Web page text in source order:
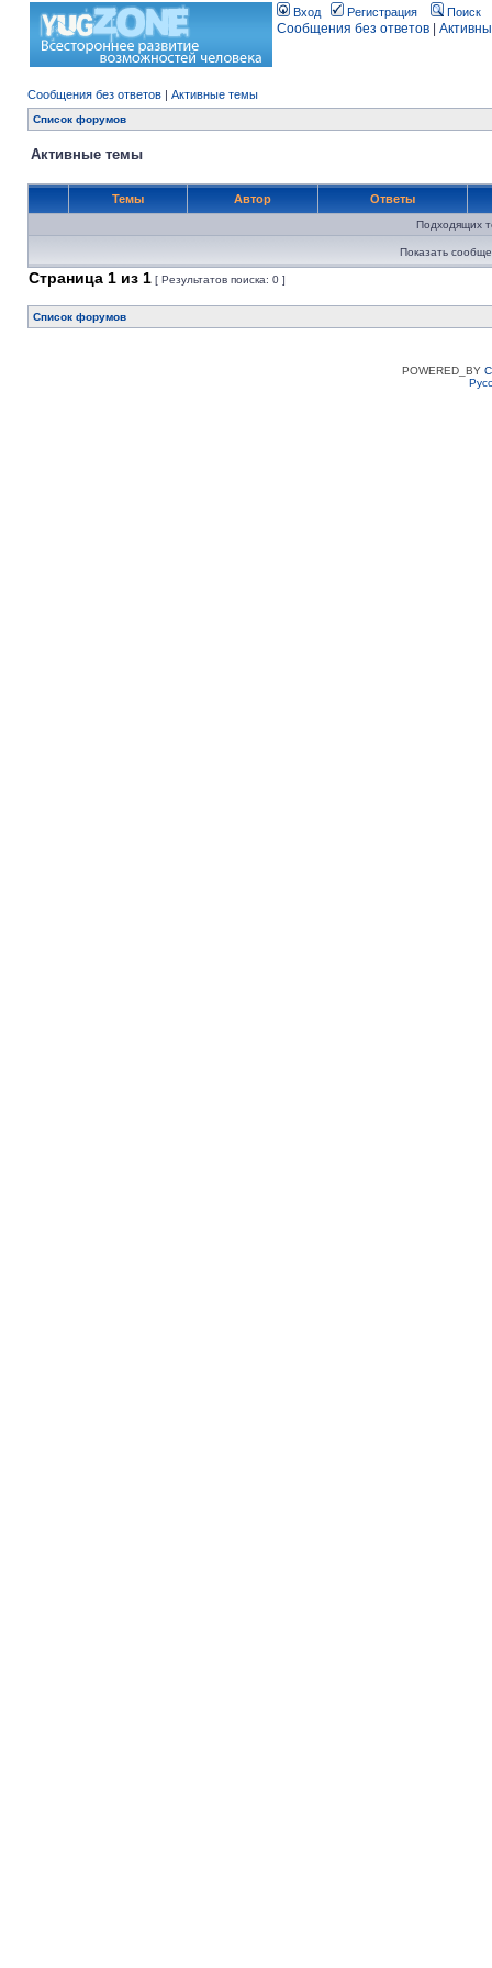
Вход Регистрация Поиск
Сообщения без ответов
Сообщения без ответов | Активные темы
Список форумов
Активные темы
Темы Автор Ответы
Подходящих
Показать
Страница 1 из 1 [ Результатов поиска: 0 ]
Список форумов
POWERED_BY